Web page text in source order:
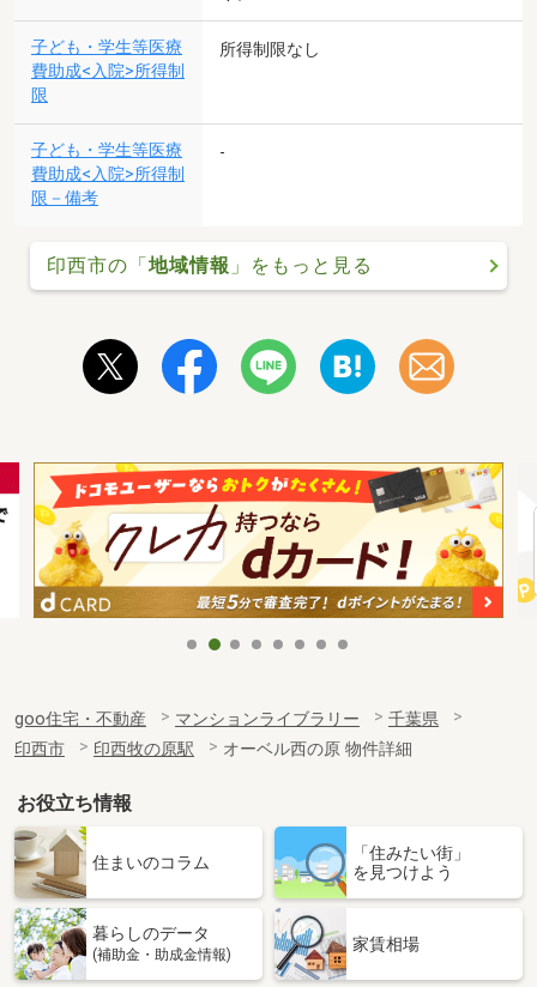
子ども・学生等医療
費助成<入院>所得制
限
所得制限なし
子ども・学生等医療
費助成<入院>所得制
限－備考
-
印西市の「 地域情報 」をもっと見る
goo住宅・不動産 マンションライブラリー
千葉県
印西市
印西牧の原駅 オーベル西の原 物件詳細
お役立ち情報
住まいのコラム
「住みたい街」
を見つけよう
暮らしのデータ
(補助金・助成金情報)
家賃相場